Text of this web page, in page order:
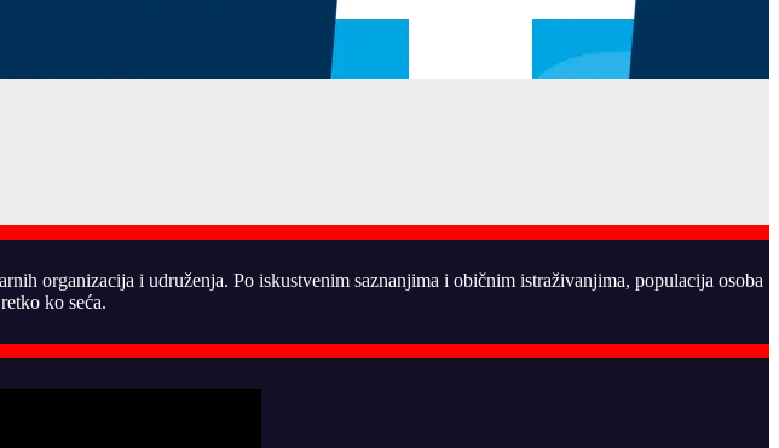
organizacija i udruženja. Po iskustvenim saznanjima i običnim istraživanjima, populacija osoba
ko seća.